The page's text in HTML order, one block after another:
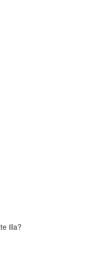
illa?